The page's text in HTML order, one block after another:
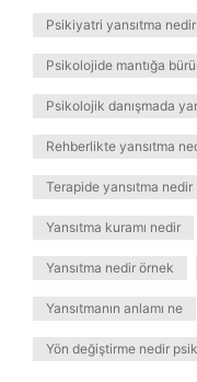
Psikiyatri yansıtma nedir
Psikolojide mantığa
Psikolojik danışmada
Rehberlikte yansıtma
Terapide yansıtma nedir
Yansıtma kuramı nedir
Yansıtma nedir örnek
Yansıtmanın anlamı ne
Yön değiştirme nedir